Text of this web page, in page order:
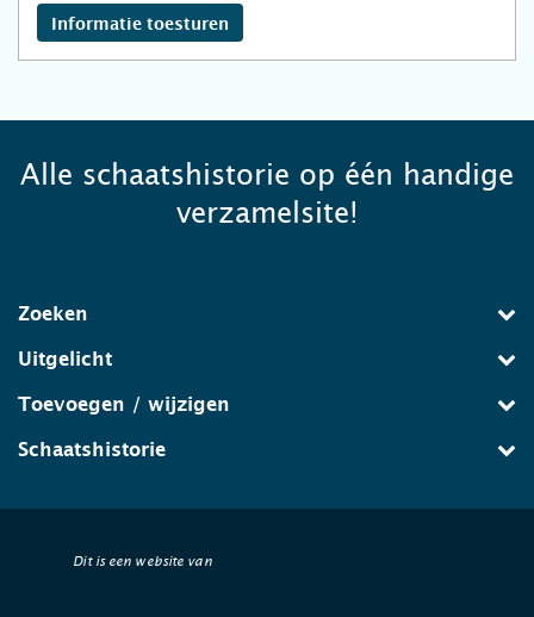
Informatie toesturen
Alle schaatshistorie op één handige
verzamelsite!
Zoeken
Uitgelicht
Toevoegen / wijzigen
Schaatshistorie
Dit is een website van